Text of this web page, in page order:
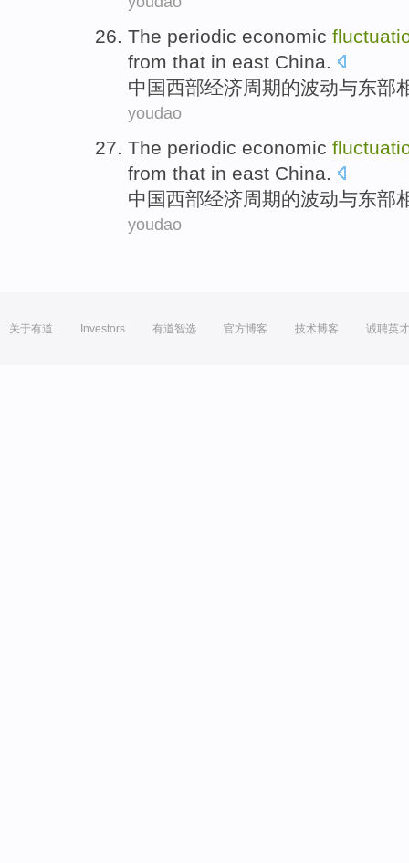
The periodic economic
from that in east China.
中国西部经济周期的波动与东部
youdao
The periodic economic
from that in east China.
中国西部经济周期的波动与东部
youdao
关于有道 Investors 有道智选 官方博客 技术博客 诚聘英才